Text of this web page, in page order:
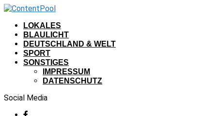
LOKALES
BLAULICHT
DEUTSCHLAND & WELT
SPORT
SONSTIGES
IMPRESSUM
DATENSCHUTZ
Social Media